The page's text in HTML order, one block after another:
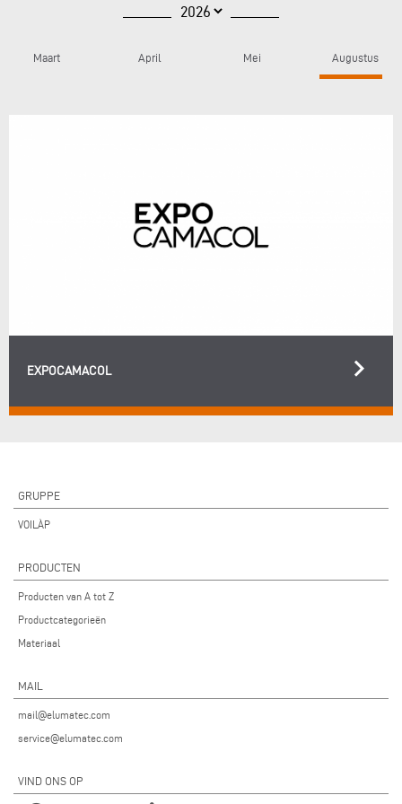
Maart April Mei Augustus
EXPOCAMACOL keyboard_arrow_right
GRUPPE
VOILÀP
PRODUCTEN
Producten van A tot Z
Productcategorieën
Materiaal
MAIL
mail@elumatec.com
service@elumatec.com
VIND ONS OP